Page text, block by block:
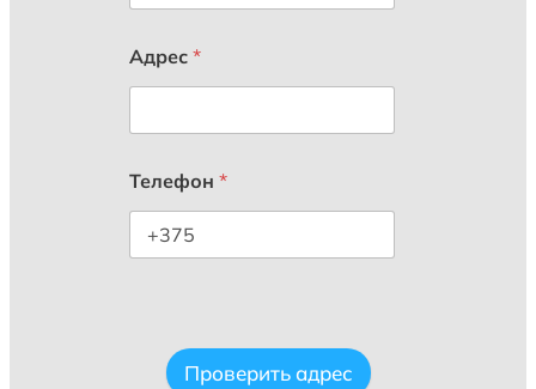
Адрес*
Телефон*
Проверить адрес